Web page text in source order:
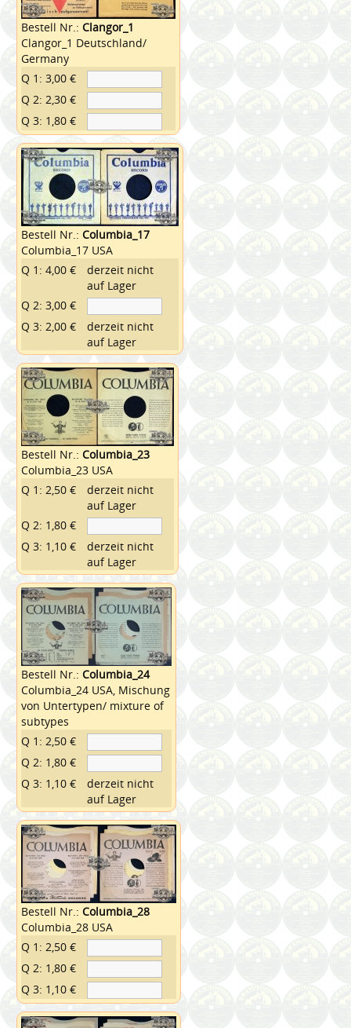
Bestell Nr.:Clangor_1
Clangor_1 Deutschland/
Germany
Q 1: 3,00 €
Q 2: 2,30 €
Q 3: 1,80 €
Bestell Nr.:Columbia_17
Columbia_17 USA
Q 1: 4,00 €
derzeit nicht
auf Lager
Q 2: 3,00 €
Q 3: 2,00 €
derzeit nicht
auf Lager
Bestell Nr.:Columbia_23
Columbia_23 USA
Q 1: 2,50 €
derzeit nicht
auf Lager
Q 2: 1,80 €
Q 3: 1,10 €
derzeit nicht
auf Lager
Bestell Nr.:Columbia_24
Columbia_24 USA, Mischung
von Untertypen/ mixture of
subtypes
Q 1: 2,50 €
Q 2: 1,80 €
Q 3: 1,10 €
derzeit nicht
auf Lager
Bestell Nr.:Columbia_28
Columbia_28 USA
Q 1: 2,50 €
Q 2: 1,80 €
Q 3: 1,10 €